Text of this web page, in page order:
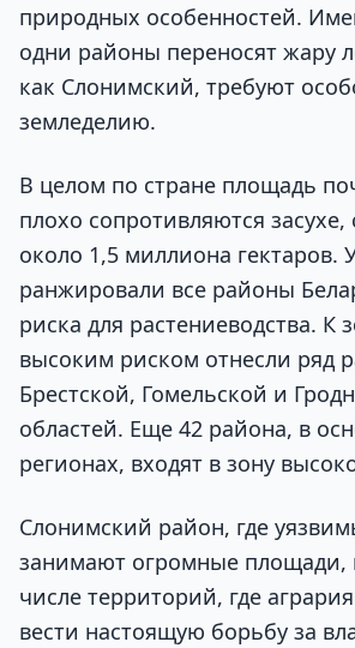
природных особенностей.
одни районы переносят жару
как Слонимский, требуют
земледелию.
В целом по стране площадь
плохо сопротивляются засухе,
около 1,5 миллиона гектаров.
ранжировали все районы
риска для растениеводства. К
высоким риском отнесли ряд
Брестской, Гомельской и
областей. Еще 42 района, в
регионах, входят в зону
Слонимский район, где
занимают огромные площади,
числе территорий, где
вести настоящую борьбу за